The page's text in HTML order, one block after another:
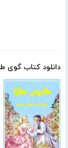
دانلود کتاب گوی